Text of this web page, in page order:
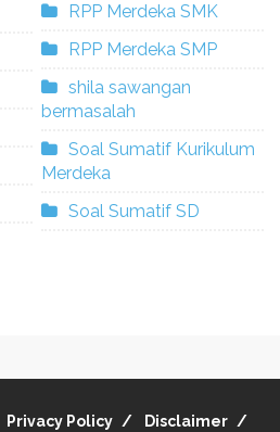
RPP Merdeka SMK
RPP Merdeka SMP
shila sawangan
bermasalah
Soal Sumatif Kurikulum
Merdeka
Soal Sumatif SD
Privacy Policy
Disclaimer